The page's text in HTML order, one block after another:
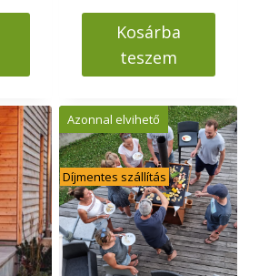
was:
149000 Ft.
is:
Kosárba
teszem
Azonnal elvihető
Díjmentes szállítás